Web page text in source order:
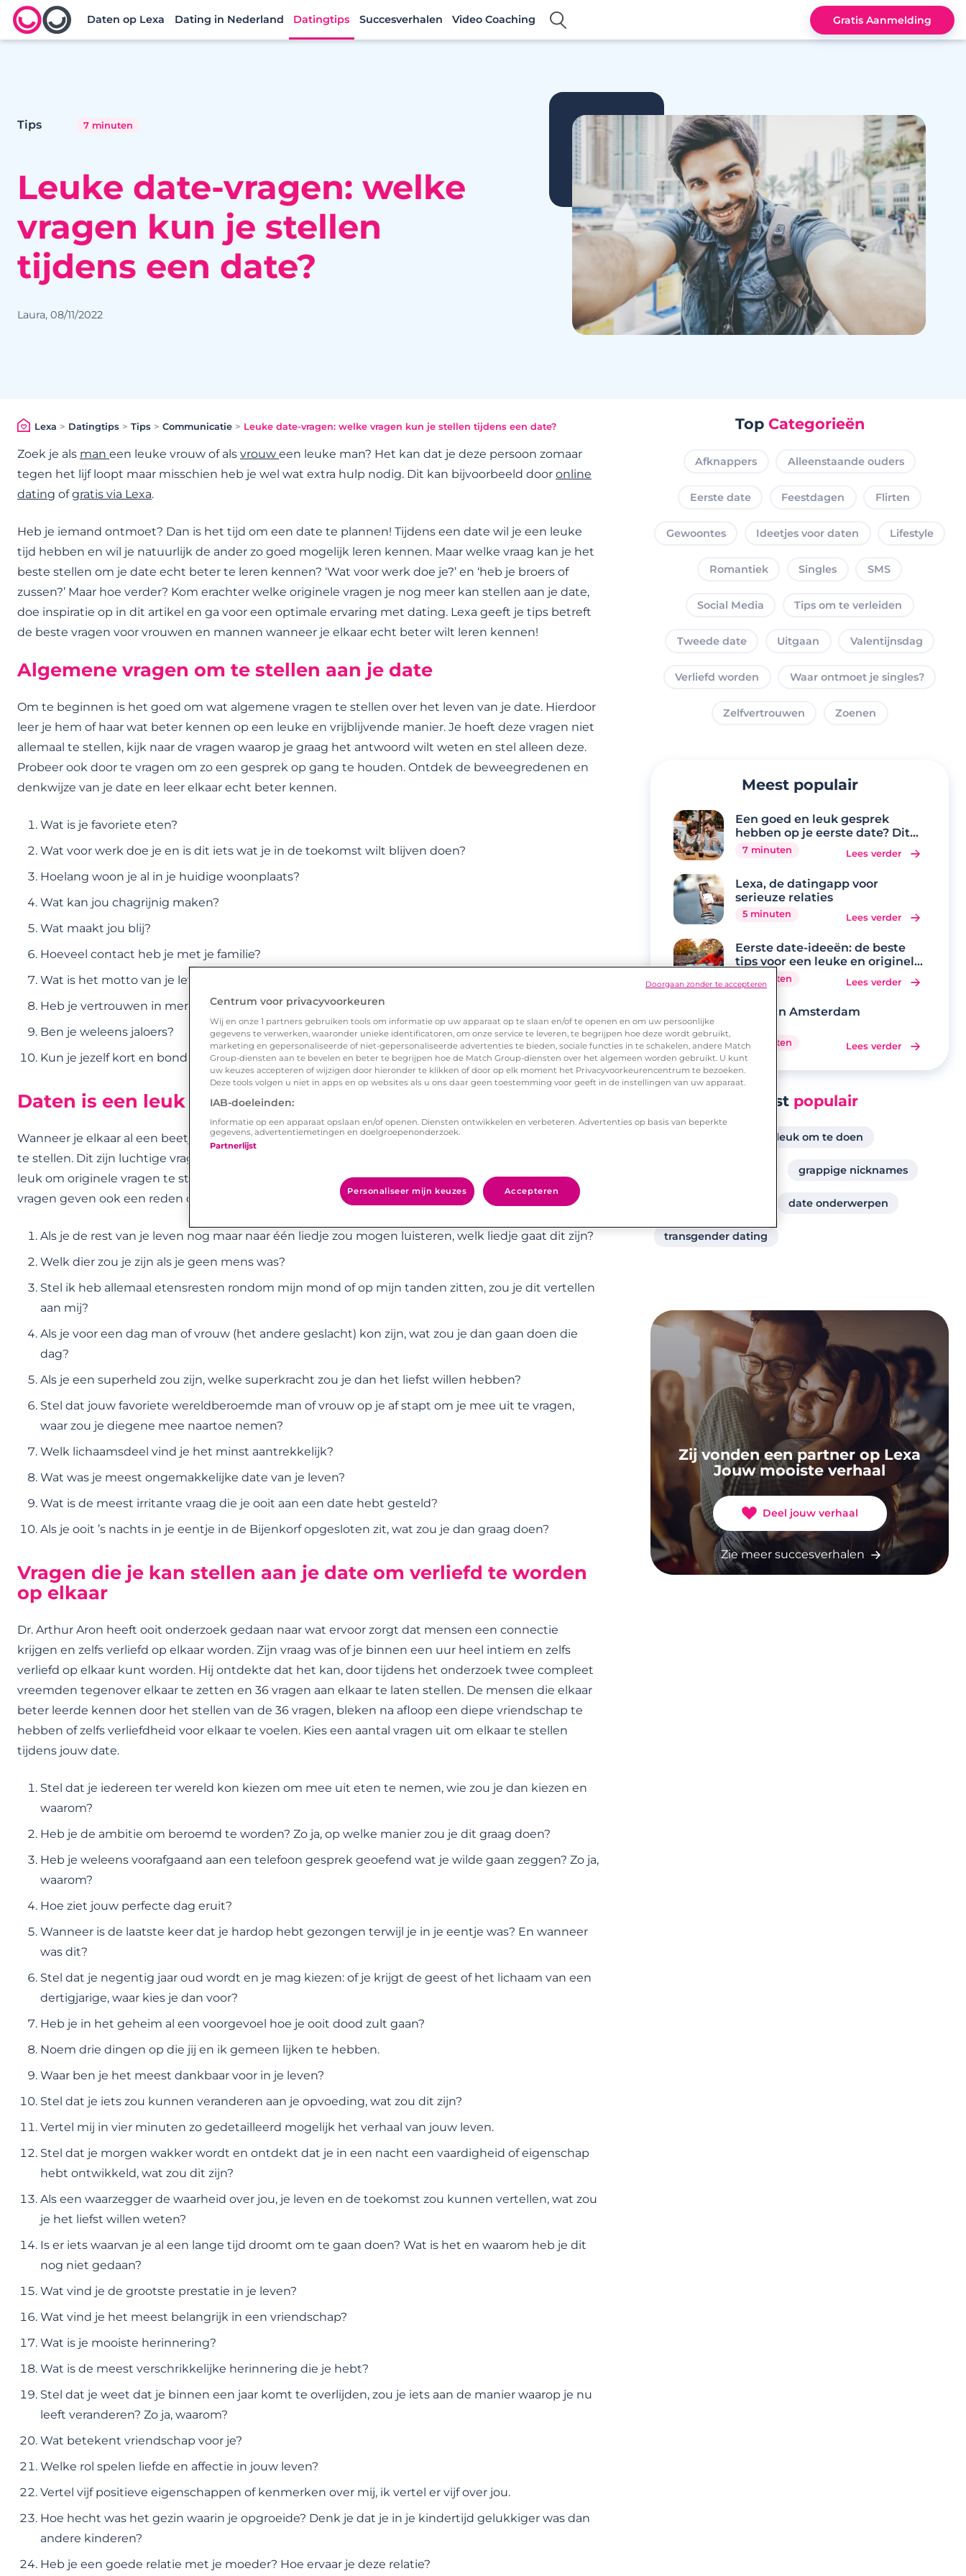
Lexa logo
Daten op Lexa Dating in Nederland Datingtips Succesverhalen Video Coaching Gratis Aanmelding
Tips 7 minuten
Leuke date-vragen: welke
vragen kun je stellen
tijdens een date?
Laura, 08/11/2022
Lexa > Datingtips > Tips > Communicatie > Leuke date-vragen: welke vragen kun je stellen tijdens een date?
Zoek je als man een leuke vrouw of als vrouw een leuke man? Het kan dat je deze persoon zomaar
tegen het lijf loopt maar misschien heb je wel wat extra hulp nodig. Dit kan bijvoorbeeld door online
dating ofgratis via Lexa.
Heb je iemand ontmoet? Dan is het tijd om een date te plannen! Tijdens een date wil je een leuke
tijd hebben en wil je natuurlijk de ander zo goed mogelijk leren kennen. Maar welke vraag kan je het
beste stellen om je date echt beter te leren kennen? ‘Wat voor werk doe je?’ en ‘heb je broers of
zussen?’ Maar hoe verder? Kom erachter welke originele vragen je nog meer kan stellen aan je date,
doe inspiratie op in dit artikel en ga voor een optimale ervaring met dating. Lexa geeft je tips betreft
de beste vragen voor vrouwen en mannen wanneer je elkaar echt beter wilt leren kennen!
Algemene vragen om te stellen aan je date
Om te beginnen is het goed om wat algemene vragen te stellen over het leven van je date. Hierdoor
leer je hem of haar wat beter kennen op een leuke en vrijblijvende manier. Je hoeft deze vragen niet
allemaal te stellen, kijk naar de vragen waarop je graag het antwoord wilt weten en stel alleen deze.
Probeer ook door te vragen om zo een gesprek op gang te houden. Ontdek de beweegredenen en
denkwijze van je date en leer elkaar echt beter kennen.
Wat is je favoriete eten?
Wat voor werk doe je en is dit iets wat je in de toekomst wilt blijven doen?
Hoelang woon je al in je huidige woonplaats?
Wat kan jou chagrijnig maken?
Wat maakt jou blij?
Hoeveel contact heb je met je familie?
Wat is het motto van je leven?
Heb je vertrouwen in mensen?
Ben je weleens jaloers?
Kun je jezelf kort en bondig beschrijven?
Daten is een leuk spel
Wanneer je elkaar al een beetje beter kent, is het goed om wat speelse en leuke vragen aan je date
te stellen. Dit zijn luchtige vragen, maar toch ontdek je echt wat meer over de ander. Ook is het altijd
leuk om originele vragen te stellen die de ander niet zo snel ziet aankomen. De antwoorden en de
vragen geven ook een reden om lekker samen even te lachen.
Als je de rest van je leven nog maar naar één liedje zou mogen luisteren, welk liedje gaat dit zijn?
Welk dier zou je zijn als je geen mens was?
Stel ik heb allemaal etensresten rondom mijn mond of op mijn tanden zitten, zou je dit vertellen
aan mij?
Als je voor een dag man of vrouw (het andere geslacht) kon zijn, wat zou je dan gaan doen die
dag?
Als je een superheld zou zijn, welke superkracht zou je dan het liefst willen hebben?
Stel dat jouw favoriete wereldberoemde man of vrouw op je af stapt om je mee uit te vragen,
waar zou je diegene mee naartoe nemen?
Welk lichaamsdeel vind je het minst aantrekkelijk?
Wat was je meest ongemakkelijke date van je leven?
Wat is de meest irritante vraag die je ooit aan een date hebt gesteld?
Als je ooit ’s nachts in je eentje in de Bijenkorf opgesloten zit, wat zou je dan graag doen?
Vragen die je kan stellen aan je date om verliefd te worden
op elkaar
Dr. Arthur Aron heeft ooit onderzoek gedaan naar wat ervoor zorgt dat mensen een connectie
krijgen en zelfs verliefd op elkaar worden. Zijn vraag was of je binnen een uur heel intiem en zelfs
verliefd op elkaar kunt worden. Hij ontdekte dat het kan, door tijdens het onderzoek twee compleet
vreemden tegenover elkaar te zetten en 36 vragen aan elkaar te laten stellen. De mensen die elkaar
beter leerde kennen door het stellen van de 36 vragen, bleken na afloop een diepe vriendschap te
hebben of zelfs verliefdheid voor elkaar te voelen. Kies een aantal vragen uit om elkaar te stellen
tijdens jouw date.
Stel dat je iedereen ter wereld kon kiezen om mee uit eten te nemen, wie zou je dan kiezen en
waarom?
Heb je de ambitie om beroemd te worden? Zo ja, op welke manier zou je dit graag doen?
Heb je weleens voorafgaand aan een telefoon gesprek geoefend wat je wilde gaan zeggen? Zo ja,
waarom?
Hoe ziet jouw perfecte dag eruit?
Wanneer is de laatste keer dat je hardop hebt gezongen terwijl je in je eentje was? En wanneer
was dit?
Stel dat je negentig jaar oud wordt en je mag kiezen: of je krijgt de geest of het lichaam van een
dertigjarige, waar kies je dan voor?
Heb je in het geheim al een voorgevoel hoe je ooit dood zult gaan?
Noem drie dingen op die jij en ik gemeen lijken te hebben.
Waar ben je het meest dankbaar voor in je leven?
Stel dat je iets zou kunnen veranderen aan je opvoeding, wat zou dit zijn?
Vertel mij in vier minuten zo gedetailleerd mogelijk het verhaal van jouw leven.
Stel dat je morgen wakker wordt en ontdekt dat je in een nacht een vaardigheid of eigenschap
hebt ontwikkeld, wat zou dit zijn?
Als een waarzegger de waarheid over jou, je leven en de toekomst zou kunnen vertellen, wat zou
je het liefst willen weten?
Is er iets waarvan je al een lange tijd droomt om te gaan doen? Wat is het en waarom heb je dit
nog niet gedaan?
Wat vind je de grootste prestatie in je leven?
Wat vind je het meest belangrijk in een vriendschap?
Wat is je mooiste herinnering?
Wat is de meest verschrikkelijke herinnering die je hebt?
Stel dat je weet dat je binnen een jaar komt te overlijden, zou je iets aan de manier waarop je nu
leeft veranderen? Zo ja, waarom?
Wat betekent vriendschap voor je?
Welke rol spelen liefde en affectie in jouw leven?
Vertel vijf positieve eigenschappen of kenmerken over mij, ik vertel er vijf over jou.
Hoe hecht was het gezin waarin je opgroeide? Denk je dat je in je kindertijd gelukkiger was dan
andere kinderen?
Heb je een goede relatie met je moeder? Hoe ervaar je deze relatie?
Top Categorieën
Afknappers Alleenstaande ouders
Eerste date Feestdagen Flirten
Gewoontes Ideetjes voor daten Lifestyle
Romantiek Singles SMS
Social Media Tips om te verleiden
Tweede date Uitgaan Valentijnsdag
Verliefd worden Waar ontmoet je singles?
Zelfvertrouwen Zoenen
Meest populair
Een goed en leuk gesprek
hebben op je eerste date? Dit
zijn de 20 beste
gespreksonderwerpen
7 minuten Lees verder
Lexa, de datingapp voor
serieuze relaties
5 minuten Lees verder
Eerste date-ideeën: de beste
tips voor een leuke en originele
eerste date
8 minuten Lees verder
Daten in Amsterdam
9 minuten Lees verder
Meest populair
wat vinden vrouwen leuk om te doen
grappige nicknames
date onderwerpen
transgender dating
Zij vonden een partner op Lexa
Jouw mooiste verhaal
Deel jouw verhaal
Zie meer succesverhalen
Centrum voor privacyvoorkeuren
Wij en onze 1 partners gebruiken tools om informatie op uw apparaat op te slaan en/of te openen en om uw persoonlijke
gegevens te verwerken, waaronder unieke identificatoren, om onze service te leveren, te begrijpen hoe deze wordt gebruikt,
marketing en gepersonaliseerde of niet-gepersonaliseerde advertenties te bieden, sociale functies in te schakelen, andere Match
Group-diensten aan te bevelen en beter te begrijpen hoe de Match Group-diensten over het algemeen worden gebruikt. U kunt
uw keuzes accepteren of wijzigen door hieronder te klikken of door op elk moment het Privacyvoorkeurencentrum te bezoeken.
Deze tools volgen u niet in apps en op websites als u ons daar geen toestemming voor geeft in de instellingen van uw apparaat.
IAB-doeleinden:
Informatie op een apparaat opslaan en/of openen. Diensten ontwikkelen en verbeteren. Advertenties op basis van beperkte
gegevens, advertentiemetingen en doelgroepenonderzoek.
Partnerlijst
Personaliseer mijn keuzes Accepteren
Doorgaan zonder te accepteren